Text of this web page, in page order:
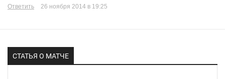
Ответить
26 ноября 2014 в 19:25
СТАТЬЯ О МАТЧЕ